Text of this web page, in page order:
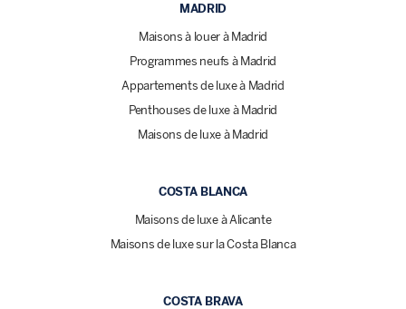
MADRID
Maisons à louer à Madrid
Programmes neufs à Madrid
Appartements de luxe à Madrid
Penthouses de luxe à Madrid
Maisons de luxe à Madrid
COSTA BLANCA
Maisons de luxe à Alicante
Maisons de luxe sur la Costa Blanca
COSTA BRAVA